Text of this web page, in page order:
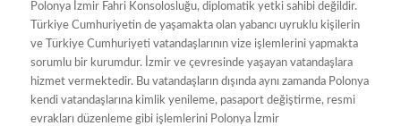
Polonya İzmir Fahri Konsolosluğu, diplomatik yetki sahibi değildir.
Türkiye Cumhuriyetin de yaşamakta olan yabancı uyruklu kişilerin
ve Türkiye Cumhuriyeti vatandaşlarının vize işlemlerini yapmakta
sorumlu bir kurumdur. İzmir ve çevresinde yaşayan vatandaşlara
hizmet vermektedir. Bu vatandaşların dışında aynı zamanda Polonya
kendi vatandaşlarına kimlik yenileme, pasaport değiştirme, resmi
evrakları düzenleme gibi işlemlerini Polonya İzmir